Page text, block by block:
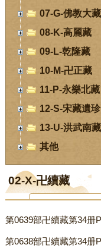
07-G-佛教大
08-K-高麗藏
09-L-乾隆藏
10-M-卍正藏
11-P-永樂北藏
12-S-宋藏遺珍
13-U-洪武南藏
其他
02-X-卍續藏
您当前位置：首页- 数
第0639部卍續藏第34册